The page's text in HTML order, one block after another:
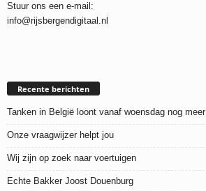
Stuur ons een e-mail:
info@rijsbergendigitaal.nl
Recente berichten
Tanken in België loont vanaf woensdag nog meer
Onze vraagwijzer helpt jou
Wij zijn op zoek naar voertuigen
Echte Bakker Joost Douenburg